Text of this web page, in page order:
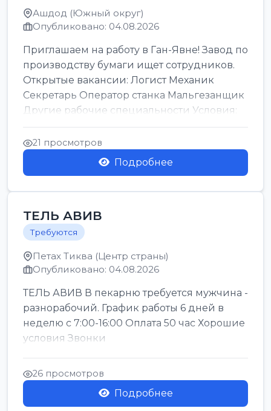
Ашдод (Южный округ)
Опубликовано: 04.08.2026
Приглашаем на работу в Ган-Явне! Завод по
производству бумаги ищет сотрудников.
Открытые вакансии: Логист Механик
Секретарь Оператор станка Мальгезанщик
Другие рабочие специальности Условия:
Организов...
21 просмотров
Подробнее
ТЕЛЬ АВИВ
Требуются
Петах Тиква (Центр страны)
Опубликовано: 04.08.2026
ТЕЛЬ АВИВ В пекарню требуется мужчина -
разнорабочий. График работы 6 дней в
неделю с 7:00-16:00 Оплата 50 час Хорошие
условия Звонки
26 просмотров
Подробнее